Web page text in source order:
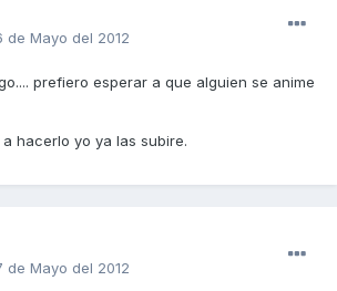
de Mayo del 2012
prefiero esperar a que alguien se anime
hacerlo yo ya las subire.
de Mayo del 2012